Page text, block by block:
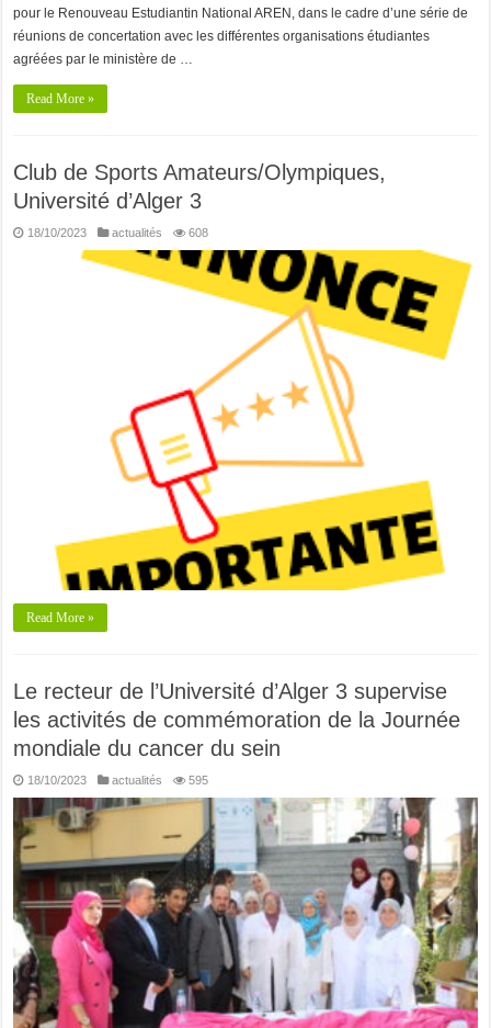
pour le Renouveau Estudiantin National AREN, dans le cadre d’une série de
réunions de concertation avec les différentes organisations étudiantes
agréées par le ministère de …
Read More »
Club de Sports Amateurs/Olympiques,
Université d’Alger 3
18/10/2023 actualités 608
Read More »
Le recteur de l’Université d’Alger 3 supervise
les activités de commémoration de la Journée
mondiale du cancer du sein
18/10/2023 actualités 595